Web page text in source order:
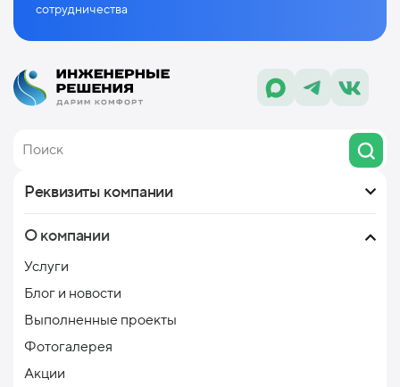
сотрудничества
Реквизиты компании
О компании
Услуги
Блог и новости
Выполненные проекты
Фотогалерея
Акции